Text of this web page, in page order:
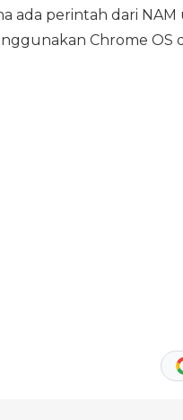
ada perintah dari
Chrome OS